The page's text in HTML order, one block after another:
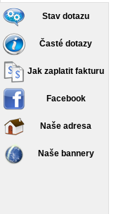
Stav dotazu
Časté dotazy
Jak zaplatit fakturu
Facebook
Naše adresa
Naše bannery